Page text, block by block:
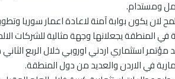
ومستدام.
لان يكون بوابة آمنة لاعادة اعمار سوريا
في المنطقة يجعلانها وجهة مثالية للشركات
مؤتمر استثماري اردني اوروبي خلال الربع
في الاردن والعديد من دول المنطقة.